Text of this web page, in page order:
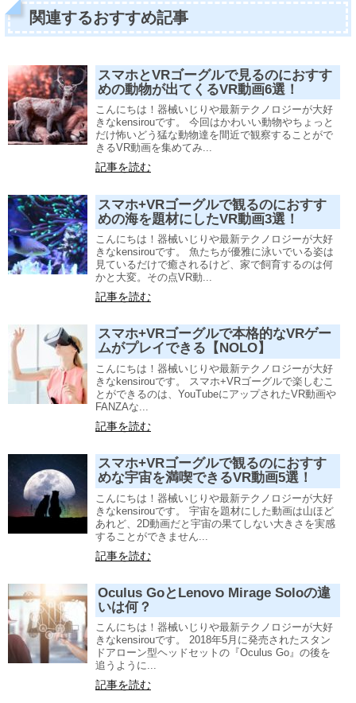
関連するおすすめ記事
スマホとVRゴーグルで見るのにおすす
めの動物が出てくるVR動画6選！
こんにちは！器械いじりや最新テクノロジーが大好
きなkensirouです。 今回はかわいい動物やちょっと
だけ怖いどう猛な動物達を間近で観察することがで
きるVR動画を集めてみ...
記事を読む
スマホ+VRゴーグルで観るのにおすす
めの海を題材にしたVR動画3選！
こんにちは！器械いじりや最新テクノロジーが大好
きなkensirouです。 魚たちが優雅に泳いでいる姿は
見ているだけで癒されるけど、家で飼育するのは何
かと大変。その点VR動...
記事を読む
スマホ+VRゴーグルで本格的なVRゲー
ムがプレイできる【NOLO】
こんにちは！器械いじりや最新テクノロジーが大好
きなkensirouです。 スマホ+VRゴーグルで楽しむこ
とができるのは、YouTubeにアップされたVR動画や
FANZAな...
記事を読む
スマホ+VRゴーグルで観るのにおすす
めな宇宙を満喫できるVR動画5選！
こんにちは！器械いじりや最新テクノロジーが大好
きなkensirouです。 宇宙を題材にした動画は山ほど
あれど、2D動画だと宇宙の果てしない大きさを実感
することができません...
記事を読む
Oculus GoとLenovo Mirage Soloの違
いは何？
こんにちは！器械いじりや最新テクノロジーが大好
きなkensirouです。 2018年5月に発売されたスタン
ドアローン型ヘッドセットの『Oculus Go』の後を
追うように...
記事を読む